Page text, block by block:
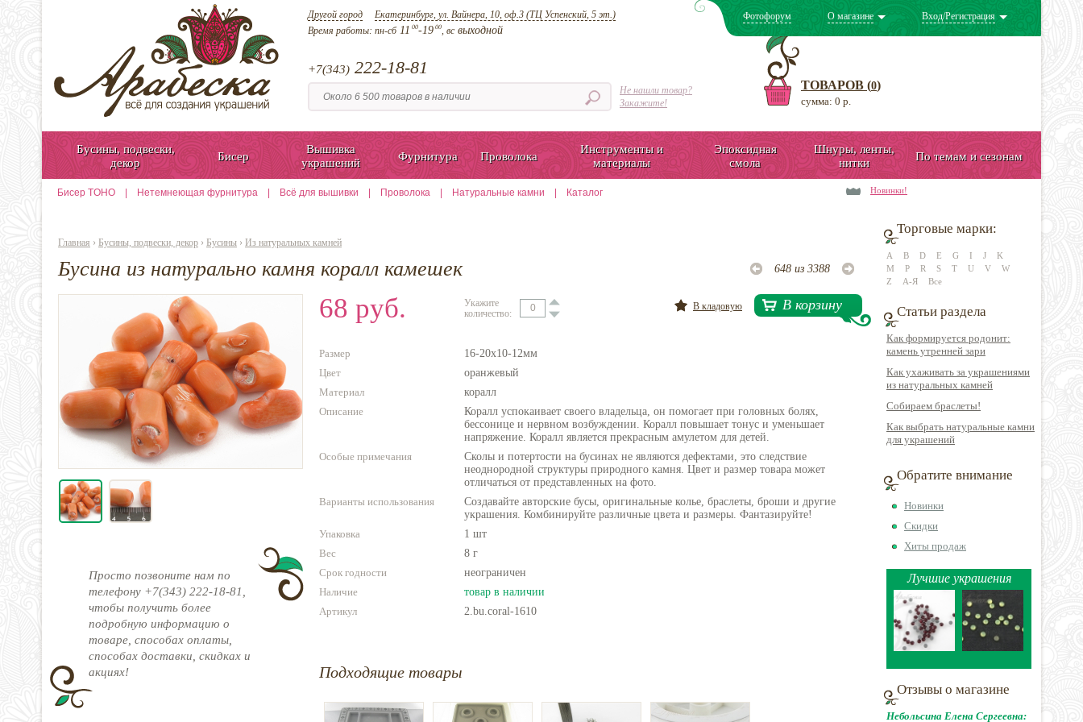
Другой город Екатеринбург, ул. Вайнера, 10, оф.3 (ТЦ Успенский, 5 эт.)
Время работы: пн-сб11 00-19 00, всвыходной
+7(343) 222-18-81
Не нашли товар?
Закажите!
Фотофорум О магазине Вход/Регистрация
ТОВАРОВ (0)
сумма: 0 р.
Бусины, подвески,
декор
Бисер
Вышивка
украшений
Фурнитура Проволока
Инструменты и
материалы
Эпоксидная
смола
Шнуры, ленты,
нитки
По темам и сезонам
Бисер TOHO Нетемнеющая фурнитура Всё для вышивки Проволока Натуральные камни Каталог Новинки!
Главная › Бусины, подвески, декор › Бусины › Из натуральных камней
Бусина из натурально камня коралл камешек 648 из 3388
Просто позвоните нам по
телефону +7(343) 222-18-81,
чтобы получить более
подробную информацию о
товаре, способах оплаты,
способах доставки, скидках и
акциях!
68 руб.
Укажите
количество:
В корзину
В кладовую
Размер
16-20х10-12мм
Цвет
оранжевый
Материал
коралл
Описание
Коралл успокаивает своего владельца, он помогает при головных болях,
бессонице и нервном возбуждении. Коралл повышает тонус и уменьшает
напряжение. Коралл является прекрасным амулетом для детей.
Особые примечания
Сколы и потертости на бусинах не являются дефектами, это следствие
неоднородной структуры природного камня. Цвет и размер товара может
отличаться от представленных на фото.
Варианты использования
Создавайте авторские бусы, оригинальные колье, браслеты, броши и другие
украшения. Комбинируйте различные цвета и размеры. Фантазируйте!
Упаковка
1 шт
Вес
8 г
Срок годности
неограничен
Наличие
товар в наличии
Артикул
2.bu.coral-1610
Подходящие товары
Торговые марки:
A B D E G I J
K
M
P R S T U V
W
Z
А-Я Все
Статьи раздела
Как формируется родонит:
камень утренней зари
Как ухаживать за украшениями
из натуральных камней
Собираем браслеты!
Как выбрать натуральные камни
для украшений
Обратите внимание
Новинки
Скидки
Хиты продаж
Лучшие украшения
Отзывы о магазине
Небольсина Елена Сергеевна: